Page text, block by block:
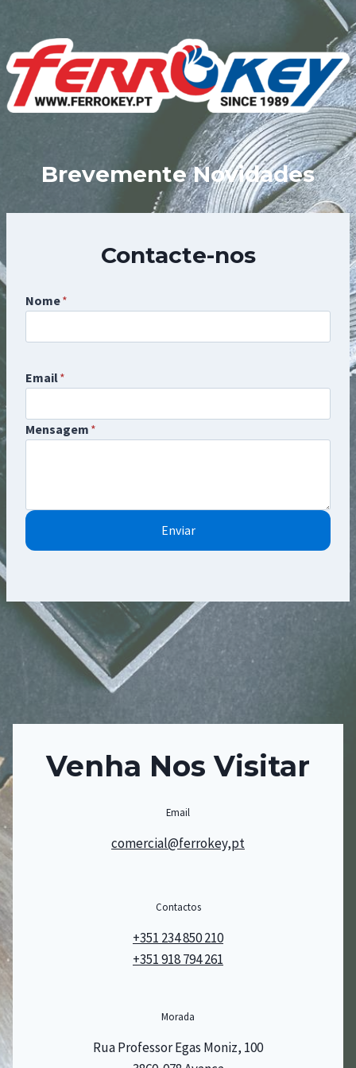
content
Brevemente Novidades
Contacte-nos
Nome*
Email*
Mensagem *
Enviar
Venha Nos Visitar
Email
comercial@ferrokey,pt
Contactos
+351 234 850 210
+351 918 794 261
Morada
Rua Professor Egas Moniz, 100